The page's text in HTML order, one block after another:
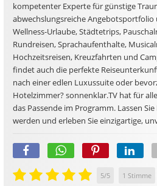
kompetenter Experte für günstige
abwechslungsreiche
Wellness-Urlaube, Städtetrips,
Rundreisen, Sprachaufenthalte,
Hochzeitsreisen, Kreuzfahrten und
findet auch die perfekte
nach einer edlen Luxussuite oder
Hotelzimmer? sonnenklar.TV hat für
das Passende im Programm. Lassen
werden und erleben Sie einzigartige,
5/5 1 Stimme